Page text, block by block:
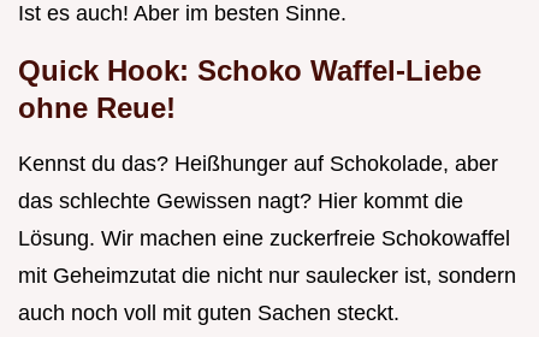
Ist es auch! Aber im besten Sinne.
Quick Hook: Schoko Waffel-Liebe
ohne Reue!
Kennst du das? Heißhunger auf Schokolade, aber
das schlechte Gewissen nagt? Hier kommt die
Lösung. Wir machen eine zuckerfreie Schokowaffel
mit Geheimzutat die nicht nur saulecker ist, sondern
auch noch voll mit guten Sachen steckt.